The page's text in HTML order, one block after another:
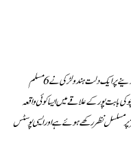
’’براہِ کرم توجہ دیں۔ بعض ٹوئٹر ہینڈلز کی جانب سے ایک فیک نیوز پوسٹ کر کے وائرل کی جا رہی ہے، جس میں دعویٰ کیا گیا ہے کہ "ریپ اور مذہب تبدیل کرنے کی دھمکی دینے پر ایک دلت ہندو لڑکی نے 6 مسلم
پھول پور کی چوکی بابت پور کے علاقے میں ایسا کوئی واقعہ
پر مسلسل نظر رکھے ہوئے ہے اور ایسی پوسٹس